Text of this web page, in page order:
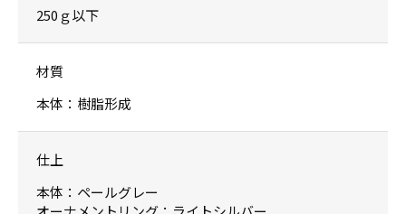
250ｇ以下
材質
本体：樹脂形成
仕上
本体：ペールグレー